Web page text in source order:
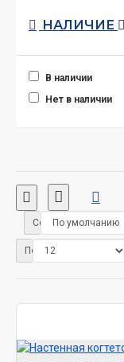
НАЛИЧИЕ
В наличии
Нет в наличии
Сортировка:
Показать: